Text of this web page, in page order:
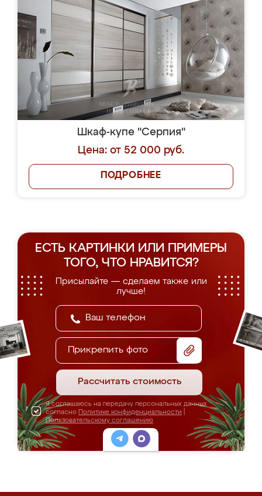
Шкаф-купе "Серпия"
Цена: от 52 000 руб.
ПОДРОБНЕЕ
ЕСТЬ КАРТИНКИ ИЛИ ПРИМЕРЫ
ТОГО, ЧТО НРАВИТСЯ?
Присылайте — сделаем также или
лучше!
Прикрепить фото
Рассчитать стоимость
Я соглашаюсь на передачу персональных данных
согласно Политике конфиденциальности
Пользовательскому соглашению